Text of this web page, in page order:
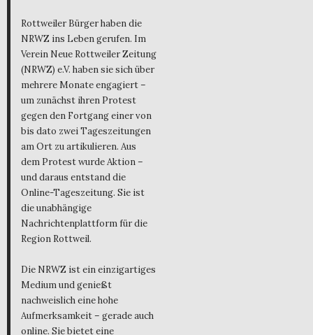
Rottweiler Bürger haben die
NRWZ ins Leben gerufen. Im
Verein Neue Rottweiler Zeitung
(NRWZ) e.V. haben sie sich über
mehrere Monate engagiert –
um zunächst ihren Protest
gegen den Fortgang einer von
bis dato zwei Tageszeitungen
am Ort zu artikulieren. Aus
dem Protest wurde Aktion –
und daraus entstand die
Online-Tageszeitung. Sie ist
die unabhängige
Nachrichtenplattform für die
Region Rottweil.
Die NRWZ ist ein einzigartiges
Medium und genießt
nachweislich eine hohe
Aufmerksamkeit – gerade auch
online. Sie bietet eine